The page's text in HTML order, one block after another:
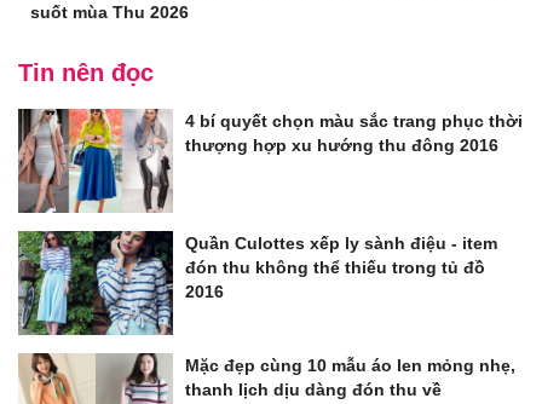
suốt mùa Thu 2026
Tin nên đọc
4 bí quyết chọn màu sắc trang phục thời
thượng hợp xu hướng thu đông 2016
Quần Culottes xếp ly sành điệu - item
đón thu không thể thiếu trong tủ đồ
2016
Mặc đẹp cùng 10 mẫu áo len mỏng nhẹ,
thanh lịch dịu dàng đón thu về